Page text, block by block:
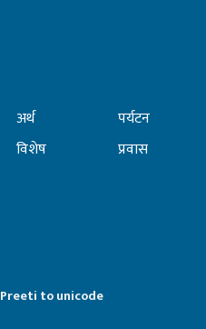
अर्थ
विशेष
पर्यटन
प्रवास
Preeti to unicode